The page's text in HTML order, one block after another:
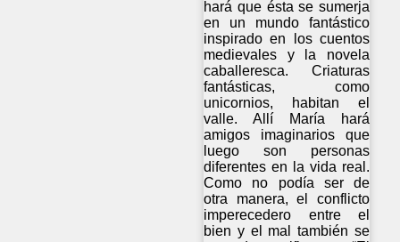
hará que ésta se sumerja
en un mundo fantástico
inspirado en los cuentos
medievales y la novela
caballeresca. Criaturas
fantásticas, como
unicornios, habitan el
valle. Allí María hará
amigos imaginarios que
luego son personas
diferentes en la vida real.
Como no podía ser de
otra manera, el conflicto
imperecedero entre el
bien y el mal también se